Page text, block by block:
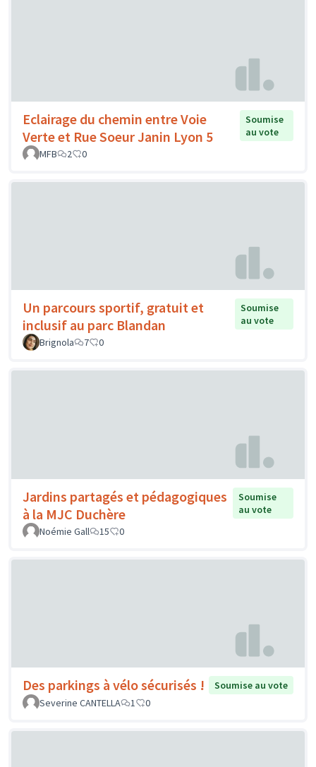
Eclairage du chemin entre Voie
Verte et Rue Soeur Janin Lyon 5
Soumise
au vote
MFB
2 0
Un parcours sportif, gratuit et
inclusif au parc Blandan
Soumise
au vote
Brignola
7 0
Jardins partagés et pédagogiques
à la MJC Duchère
Soumise
au vote
Noémie Gall
15 0
Des parkings à vélo sécurisés !
Soumise au vote
Severine CANTELLA
1 0